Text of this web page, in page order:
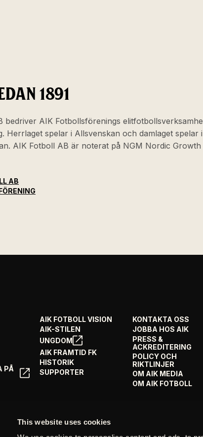
This website uses cookies
1891
bedriver AIK Fotbollsförenings
Herrlaget spelar i Allsvenskan och damlaget spelar i
AIK Fotboll AB är noterat på NGM Nordic
AB
PÅ
AIK FOTBOLL VISION
AIK-STILEN
UNGDOM
AIK FRAMTID FK
HISTORIK
SUPPORTER
KONTAKTA OSS
JOBBA HOS AIK
PRESS &
ACKREDITERING
POLICY OCH
RIKTLINJER
OM AIK MEDIA
OM AIK FOTBOLL